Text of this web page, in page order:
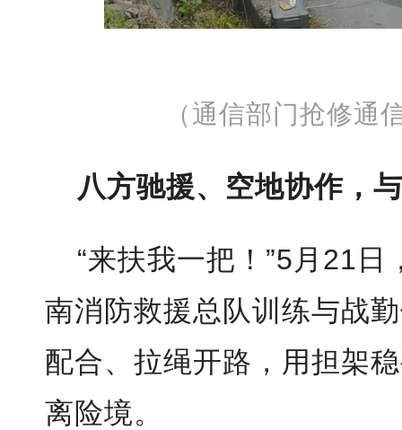
（通信部门抢修通
八方驰援、空地协作，
“来扶我一把！”5月21
南消防救援总队训练与战
配合、拉绳开路，用担架
离险境。